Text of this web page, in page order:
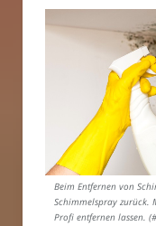
Beim Entfernen von
Schimmelspray zurück.
Profi entfernen lassen.